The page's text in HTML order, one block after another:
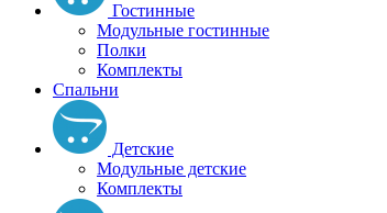
Гостинные
Модульные гостинные
Полки
Комплекты
Спальни
Детские
Модульные детские
Комплекты